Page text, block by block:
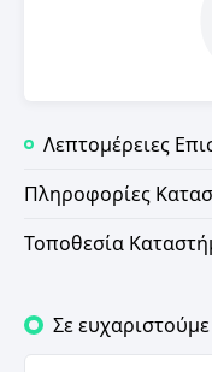
Λεπτομέρειες
Πληροφορίες
Τοποθεσία
Σε